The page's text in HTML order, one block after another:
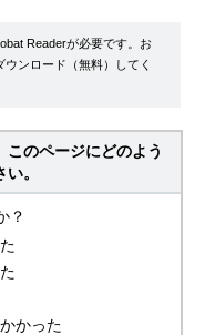
Readerが必要です。お
ウンロード（無料）してく
このページにどのよう
。
？
かった